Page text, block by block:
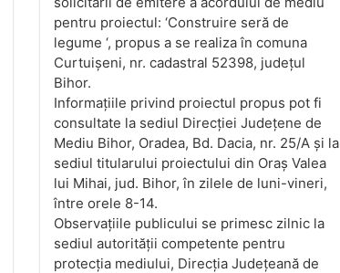
pentru proiectul: ‘Construire seră de
legume ‘, propus a se realiza în comuna
Curtuișeni, nr. cadastral 52398, județul
Bihor.
Informațiile privind proiectul propus pot fi
consultate la sediul Direcției Județene de
Mediu Bihor, Oradea, Bd. Dacia, nr. 25/A și la
sediul titularului proiectului din Oraș Valea
lui Mihai, jud. Bihor, în zilele de luni-vineri,
între orele 8-14.
Observațiile publicului se primesc zilnic la
sediul autorității competente pentru
protecția mediului, Direcția Județeană de